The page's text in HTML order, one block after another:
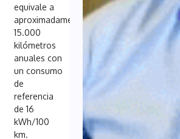
equivale a
aproximadamente
15.000
kilómetros
anuales con
un consumo
de
referencia
de 16
kWh/100
km.